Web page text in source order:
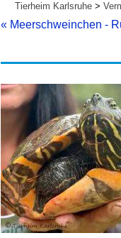
Tierheim Karlsruhe >
« Meerschweinchen -